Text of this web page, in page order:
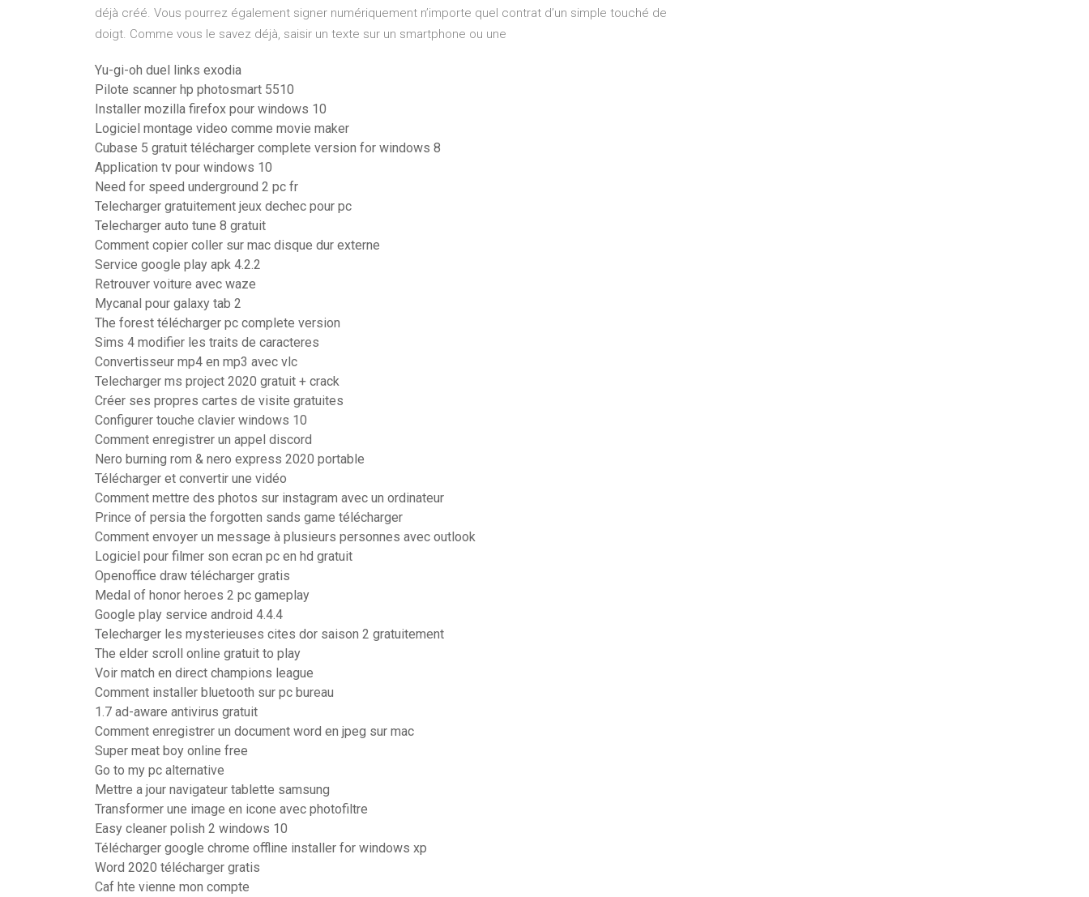
déjà créé. Vous pourrez également signer numériquement n’importe quel contrat d’un simple touché de
doigt. Comme vous le savez déjà, saisir un texte sur un smartphone ou une
Yu-gi-oh duel links exodia
Pilote scanner hp photosmart 5510
Installer mozilla firefox pour windows 10
Logiciel montage video comme movie maker
Cubase 5 gratuit télécharger complete version for windows 8
Application tv pour windows 10
Need for speed underground 2 pc fr
Telecharger gratuitement jeux dechec pour pc
Telecharger auto tune 8 gratuit
Comment copier coller sur mac disque dur externe
Service google play apk 4.2.2
Retrouver voiture avec waze
Mycanal pour galaxy tab 2
The forest télécharger pc complete version
Sims 4 modifier les traits de caracteres
Convertisseur mp4 en mp3 avec vlc
Telecharger ms project 2020 gratuit + crack
Créer ses propres cartes de visite gratuites
Configurer touche clavier windows 10
Comment enregistrer un appel discord
Nero burning rom & nero express 2020 portable
Télécharger et convertir une vidéo
Comment mettre des photos sur instagram avec un ordinateur
Prince of persia the forgotten sands game télécharger
Comment envoyer un message à plusieurs personnes avec outlook
Logiciel pour filmer son ecran pc en hd gratuit
Openoffice draw télécharger gratis
Medal of honor heroes 2 pc gameplay
Google play service android 4.4.4
Telecharger les mysterieuses cites dor saison 2 gratuitement
The elder scroll online gratuit to play
Voir match en direct champions league
Comment installer bluetooth sur pc bureau
1.7 ad-aware antivirus gratuit
Comment enregistrer un document word en jpeg sur mac
Super meat boy online free
Go to my pc alternative
Mettre a jour navigateur tablette samsung
Transformer une image en icone avec photofiltre
Easy cleaner polish 2 windows 10
Télécharger google chrome offline installer for windows xp
Word 2020 télécharger gratis
Caf hte vienne mon compte